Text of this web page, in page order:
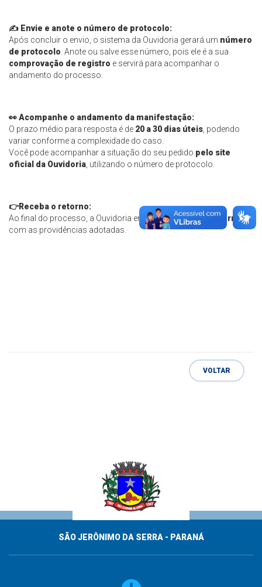
✍️ Envie e anote o número de protocolo:
Após concluir o envio, o sistema da Ouvidoria gerará um número
de protocolo . Anote ou salve esse número, pois ele é a sua
comprovação de registro e servirá para acompanhar o
andamento do processo.
👀Acompanhe o andamento da manifestação:
O prazo médio para resposta é de 20 a 30 dias úteis , podendo
variar conforme a complexidade do caso.
Você pode acompanhar a situação do seu pedido pelo site
oficial da Ouvidoria , utilizando o número de protocolo.
👉Receba o retorno:
Ao final do processo, a Ouvidoria enviará umaresposta formal
com as providências adotadas.
VOLTAR
SÃO JERÔNIMO DA SERRA - PARANÁ